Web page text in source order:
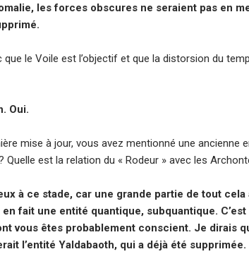
les forces obscures ne seraient pas en
que le Voile est l’objectif et que la distorsion du
Oui.
mise à jour, vous avez mentionné une ancienne
Quelle est la relation du « Rodeur » avec les
à ce stade, car une grande partie de tout cela
fait une entité quantique, subquantique.
vous êtes probablement conscient. Je dirais
l’entité Yaldabaoth, qui a déjà été